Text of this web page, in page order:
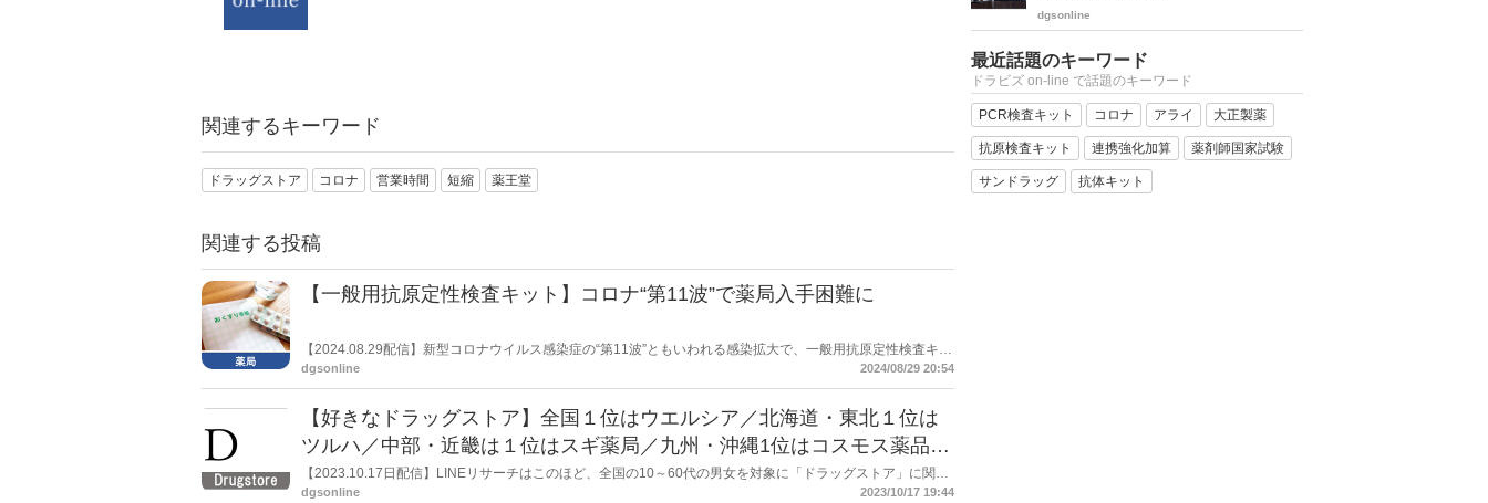
関連するキーワード
ドラッグストア コロナ 営業時間 短縮 薬王堂
関連する投稿
【一般用抗原定性検査キット】コロナ“第11波”で薬局入手困難に
【2024.08.29配信】新型コロナウイルス感染症の“第11波”ともいわれる感染拡大で、一般用抗原定性検査キッ
トが不足している。日本薬剤師会は厚生労働省に対し、不足解消に向けた措置を要望した。
dgsonline 2024/08/29 20:54
【好きなドラッグストア】全国１位はウエルシア／北海道・東北１位は
ツルハ／中部・近畿は１位はスギ薬局／九州・沖縄1位はコスモス薬品／
LINEリサーチ
【2023.10.17日配信】LINEリサーチはこのほど、全国の10～60代の男女を対象に「ドラッグストア」に関す
る調査を実施した。一番好きなチェーン店のドラッグストア1位は「ウエルシア」、2位「マツモトキヨシ」、
dgsonline 2023/10/17 19:44
dgsonline
最近話題のキーワード
ドラビズ on-line で話題のキーワード
PCR検査キット コロナ アライ 大正製薬
抗原検査キット 連携強化加算 薬剤師国家試験
サンドラッグ 抗体キット